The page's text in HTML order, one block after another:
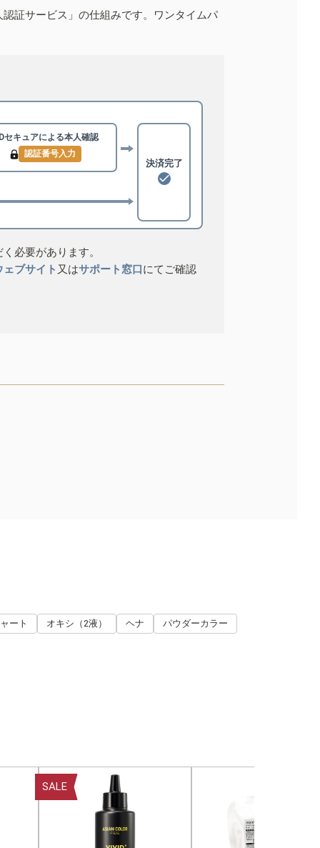
証サービス」の仕組みです。ワンタイムパ
セキュアによる本人確認
認証番号入力
決済完了
必要があります。
ブサイト 又はサポート窓口にてご確認
ート オキシ（2液） ヘナ パウダーカラー
SALE